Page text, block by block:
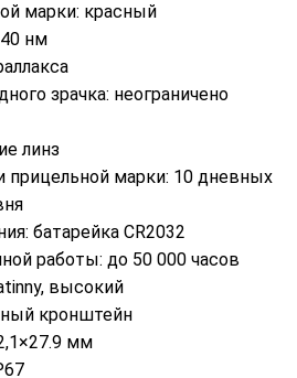
марки: красный
нм
зрачка: неограничено
линз
прицельной марки: 10 дневных
батарейка CR2032
работы: до 50 000 часов
высокий
кронштейн
мм